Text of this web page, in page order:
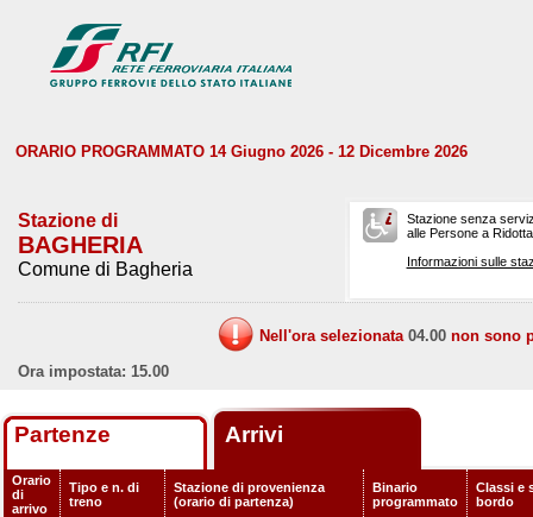
ORARIO PROGRAMMATO 14 Giugno 2026 - 12 Dicembre 2026
Stazione di
BAGHERIA
Comune di Bagheria
Stazione senza
alle Persone a
Informazioni sulle
Nell'ora selezionata 04.00 non sono
Ora impostata: 15.00
Partenze Arrivi
Orario
di
arrivo
Tipo e n. di
treno
Stazione di provenienza
(orario di partenza)
Binario
programmato
Classi e
bordo